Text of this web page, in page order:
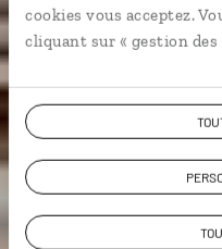
cookies vous acceptez.
cliquant sur « gestion des
Voir les 1070 avis sur
Unis
VOIR LA